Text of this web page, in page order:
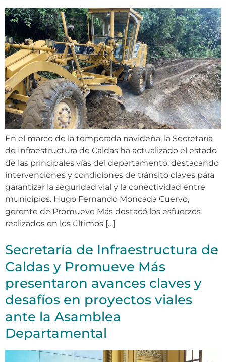
En el marco de la temporada navideña, la Secretaría
de Infraestructura de Caldas ha actualizado el estado
de las principales vías del departamento, destacando
intervenciones y condiciones de tránsito claves para
garantizar la seguridad vial y la conectividad entre
municipios. Hugo Fernando Moncada Cuervo,
gerente de Promueve Más destacó los esfuerzos
realizados en los últimos […]
Secretaría de Infraestructura de
Caldas y Promueve Más
presentaron avances claves y
desafíos en proyectos viales
ante la Asamblea
Departamental